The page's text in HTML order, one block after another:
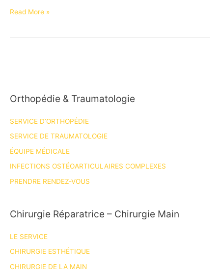
Regarder
film
fait
Read More »
Orthopédie & Traumatologie
SERVICE D’ORTHOPÉDIE
SERVICE DE TRAUMATOLOGIE
ÉQUIPE MÉDICALE
INFECTIONS OSTÉOARTICULAIRES COMPLEXES
PRENDRE RENDEZ-VOUS
Chirurgie Réparatrice – Chirurgie Main
LE SERVICE
CHIRURGIE ESTHÉTIQUE
CHIRURGIE DE LA MAIN